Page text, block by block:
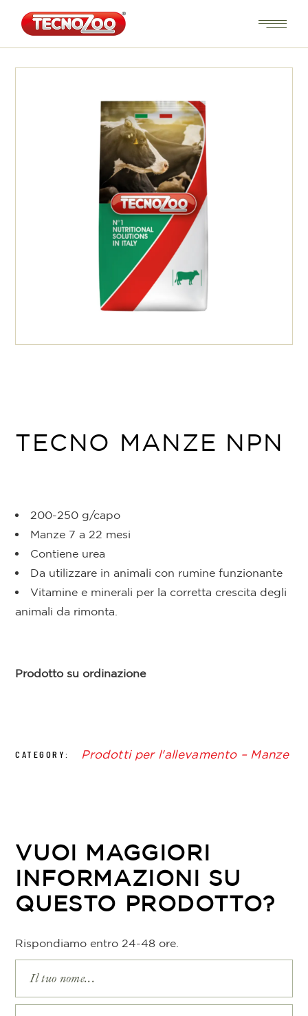
TECNO MANZE NPN
200-250 g/capo
Manze 7 a 22 mesi
Contiene urea
Da utilizzare in animali con rumine funzionante
Vitamine e minerali per la corretta crescita degli
animali da rimonta.
Prodotto su ordinazione
CATEGORY: Prodotti per l'allevamento – Manze
VUOI MAGGIORI
INFORMAZIONI SU
QUESTO PRODOTTO?
Rispondiamo entro 24-48 ore.